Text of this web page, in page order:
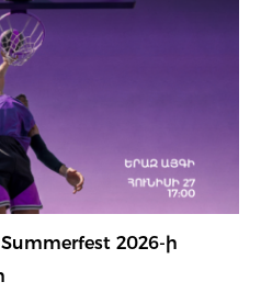
2026-ի